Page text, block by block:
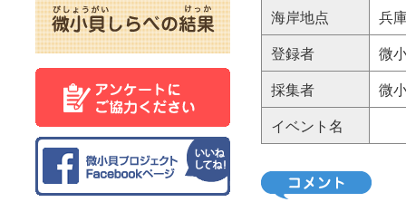
海岸地点 兵
登録者 微
採集者 微
イベント名